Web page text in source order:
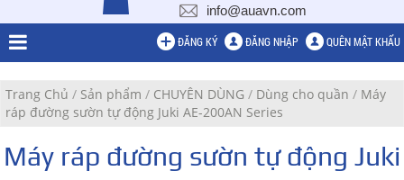
info@auavn.com
ĐĂNG KÝ ĐĂNG NHẬP QUÊN MẬT KHẨU
Trang Chủ / Sản phẩm / CHUYÊN DÙNG / Dùng cho quần / Máy
ráp đường sườn tự động Juki AE-200AN Series
Máy ráp đường sườn tự động Juki